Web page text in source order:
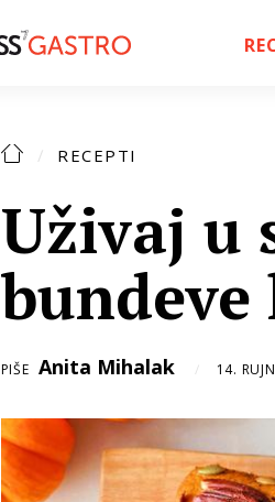
RECEPTI
Uživaj u
PIŠE Anita Mihalak 14.